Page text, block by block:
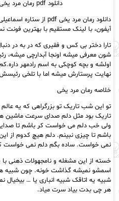
دانلود pdf رمان مرد یخی از ستاره اسماعیلی
آیفون، با لینک مستقیم با بهترین فونت
تارا دختر بی کس و فقیری که در به در
شون معرفی میشه اونجا آبدارچی میشه،
اولشه و بچه کوچکی به اسم رادمهر
نهایت پرستارش میشه اما با تلخی
خلاصه رمان مرد یخی
تو این شب تاریک تو بزرگراهی که یه
تاریک بود مثل دلم صدای سرعت
ولی خب دلم می خواست کر باشم تا
باشم تا چیزی نبینم. دلم هیچ کدوم از
نمی خواست. ساده بگم دلم نمی خواست
خسته از این مشغله و نامجهولات ذهنی
اسمشو نمیشه گذاشت خونه. چون شبیه
شبیه یه اتاقک شبیه انباری یا … بیخیال
هر چی بدت بیاد سرت میاد.